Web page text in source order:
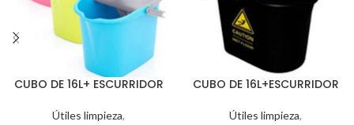
CUBO DE 16L+ ESCURRIDOR
Útiles limpieza,
CUBO DE 16L+ESCURRIDOR
Útiles limpieza,